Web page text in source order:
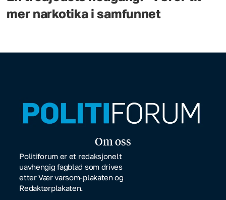
mer narkotika i samfunnet
Om oss
Politiforum er et redaksjonelt
uavhengig fagblad som drives
etter Vær varsom-plakaten og
Redaktørplakaten.